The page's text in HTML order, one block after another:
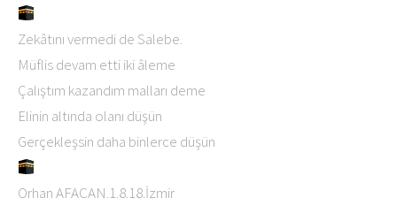
Zekâtını vermedi de Salebe.
Müflis devam etti iki âleme
Çalıştım kazandım malları deme
Elinin altında olanı düşün
Gerçekleşsin daha binlerce düşün
Orhan AFACAN.1.8.18.İzmir